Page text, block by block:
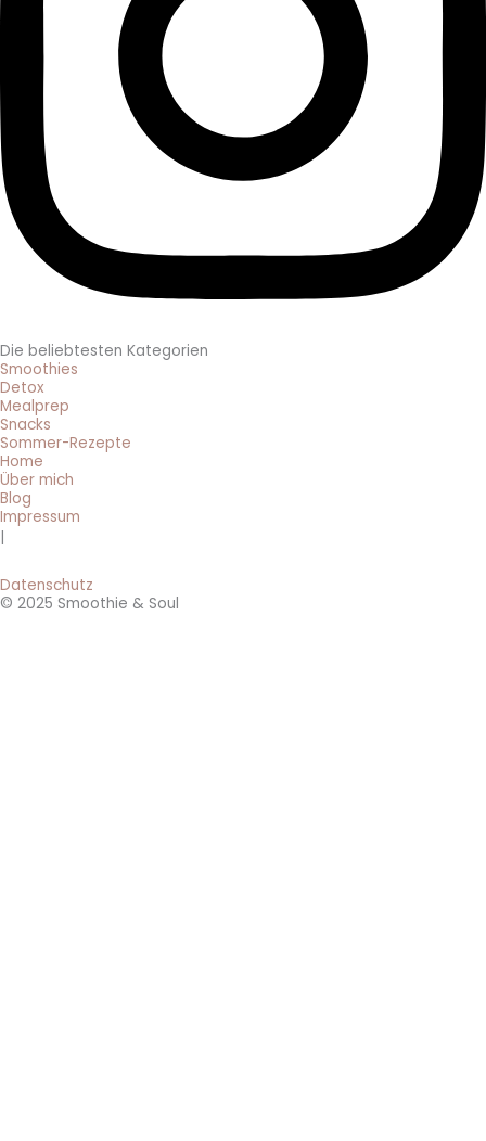
Die beliebtesten Kategorien
Smoothies
Detox
Mealprep
Snacks
Sommer-Rezepte
Home
Über mich
Blog
Impressum
|
Datenschutz
© 2025 Smoothie & Soul